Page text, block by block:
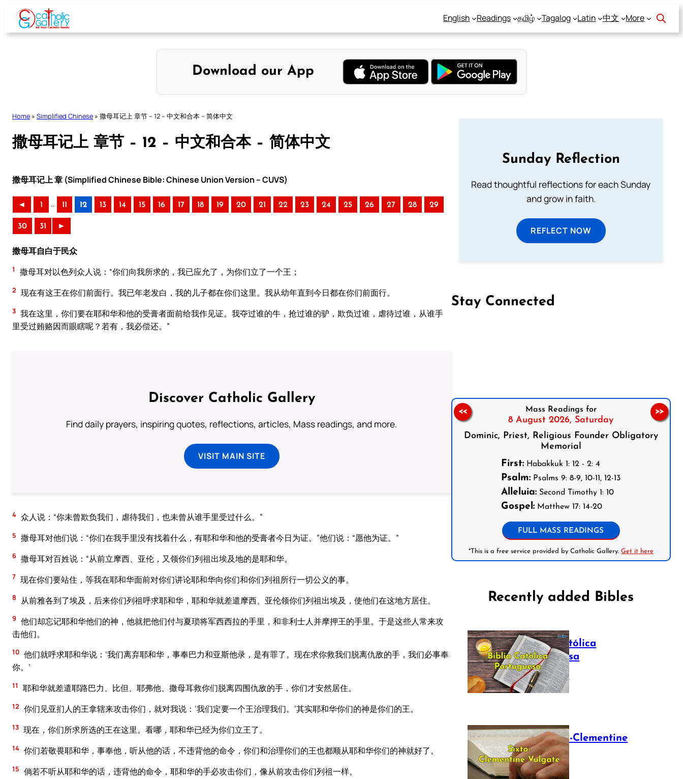
Skip
content
English Readings தமிழ் Tagalog Latin 中文 More
Download our App
Home » Simplified Chinese » 撒母耳记上 章节 – 12 – 中文和合本 – 简体中文
撒母耳记上 章节 – 12 – 中文和合本 – 简体中文
撒母耳记上 章 (Simplified Chinese Bible: Chinese Union Version – CUVS)
◄ 1 .. 11 12 13 14 15 16 17 18 19 20 21 22 23 24 25 26 27 28 29
30 31 ►
撒母耳自白于民众
1 撒母耳对以色列众人说：“你们向我所求的，我已应允了，为你们立了一个王；
2 现在有这王在你们前面行。我已年老发白，我的儿子都在你们这里。我从幼年直到今日都在你们前面行。
3 我在这里，你们要在耶和华和他的受膏者面前给我作见证。我夺过谁的牛，抢过谁的驴，欺负过谁，虐待过谁，从谁手
里受过贿赂因而眼瞎呢？若有，我必偿还。”
Discover Catholic Gallery
Find daily prayers, inspiring quotes, reflections, articles, Mass readings, and more.
VISIT MAIN SITE
4 众人说：“你未曾欺负我们，虐待我们，也未曾从谁手里受过什么。”
5 撒母耳对他们说：“你们在我手里没有找着什么，有耶和华和他的受膏者今日为证。”他们说：“愿他为证。”
6 撒母耳对百姓说：“从前立摩西、亚伦，又领你们列祖出埃及地的是耶和华。
7 现在你们要站住，等我在耶和华面前对你们讲论耶和华向你们和你们列祖所行一切公义的事。
8 从前雅各到了埃及，后来你们列祖呼求耶和华，耶和华就差遣摩西、亚伦领你们列祖出埃及，使他们在这地方居住。
9 他们却忘记耶和华他们的神，他就把他们付与夏琐将军西西拉的手里，和非利士人并摩押王的手里。于是这些人常来攻
击他们。
10 他们就呼求耶和华说：‘我们离弃耶和华，事奉巴力和亚斯他录，是有罪了。现在求你救我们脱离仇敌的手，我们必事奉
你。’
11 耶和华就差遣耶路巴力、比但、耶弗他、撒母耳救你们脱离四围仇敌的手，你们才安然居住。
12 你们见亚扪人的王拿辖来攻击你们，就对我说：‘我们定要一个王治理我们。’其实耶和华你们的神是你们的王。
13 现在，你们所求所选的王在这里。看哪，耶和华已经为你们立王了。
14 你们若敬畏耶和华，事奉他，听从他的话，不违背他的命令，你们和治理你们的王也都顺从耶和华你们的神就好了。
15 倘若不听从耶和华的话，违背他的命令，耶和华的手必攻击你们，像从前攻击你们列祖一样。
Sunday Reflection
Read thoughtful reflections for each Sunday
and grow in faith.
REFLECT NOW
Stay Connected
Mass Readings for
8 August 2026, Saturday
Dominic, Priest, Religious Founder Obligatory
Memorial
First: Habakkuk 1: 12 - 2: 4
Psalm: Psalms 9: 8-9, 10-11, 12-13
Alleluia: Second Timothy 1: 10
Gospel: Matthew 17: 14-20
FULL MASS READINGS
*This is a free service provided by Catholic Gallery. Get it here
<< >>
Recently added Bibles
Bíblia Católica
Portuguesa
July 16, 2025
The Sixto-Clementine
Vulgate
July 12, 2025